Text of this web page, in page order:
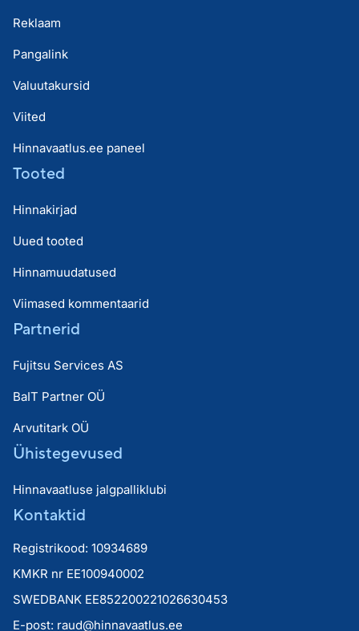
Reklaam
Pangalink
Valuutakursid
Viited
Hinnavaatlus.ee paneel
Tooted
Hinnakirjad
Uued tooted
Hinnamuudatused
Viimased kommentaarid
Partnerid
Fujitsu Services AS
BaIT Partner OÜ
Arvutitark OÜ
Ühistegevused
Hinnavaatluse jalgpalliklubi
Kontaktid
Registrikood: 10934689
KMKR nr EE100940002
SWEDBANK EE852200221026630453
E-post: raud@hinnavaatlus.ee